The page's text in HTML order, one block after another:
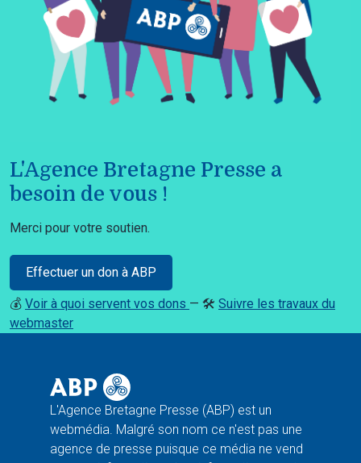
L'Agence Bretagne Presse a
besoin de vous !
Merci pour votre soutien.
Effectuer un don à ABP
💰 Voir à quoi servent vos dons — 🛠️ Suivre les travaux du
webmaster
L'Agence Bretagne Presse (ABP) est un
webmédia. Malgré son nom ce n'est pas une
agence de presse puisque ce média ne vend